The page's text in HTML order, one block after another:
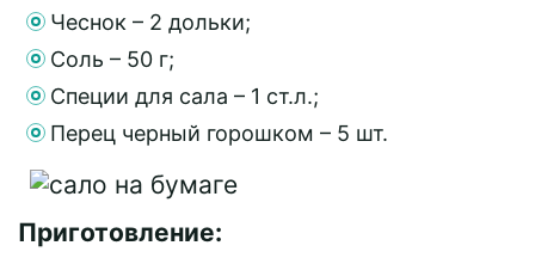
Чеснок – 2 дольки;
Соль – 50 г;
Специи для сала – 1 ст.л.;
Перец черный горошком – 5 шт.
Приготовление: